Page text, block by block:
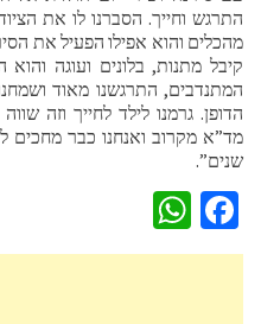
התרגש וחייך. הסברנו לו את
מהכלים והוא אפילו הפעיל את
קיבל מתנות, בלונים ועוגה
המתנדבים, התרגשנו מאוד
הדופן. גרמנו לילד לחייך וזה
מד”א מקרוב ואנחנו כבר מחכים
שנים”.
Facebook